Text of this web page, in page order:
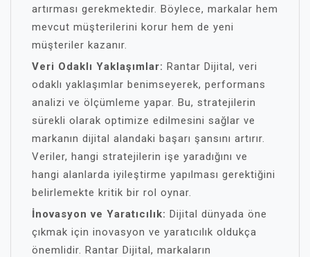
artırması gerekmektedir. Böylece, markalar hem
mevcut müşterilerini korur hem de yeni
müşteriler kazanır.
Veri Odaklı Yaklaşımlar: Rantar Dijital, veri
odaklı yaklaşımlar benimseyerek, performans
analizi ve ölçümleme yapar. Bu, stratejilerin
sürekli olarak optimize edilmesini sağlar ve
markanın dijital alandaki başarı şansını artırır.
Veriler, hangi stratejilerin işe yaradığını ve
hangi alanlarda iyileştirme yapılması gerektiğini
belirlemekte kritik bir rol oynar.
İnovasyon ve Yaratıcılık: Dijital dünyada öne
çıkmak için inovasyon ve yaratıcılık oldukça
önemlidir. Rantar Dijital, markaların